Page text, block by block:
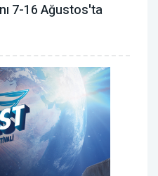
7-16 Ağustos'ta